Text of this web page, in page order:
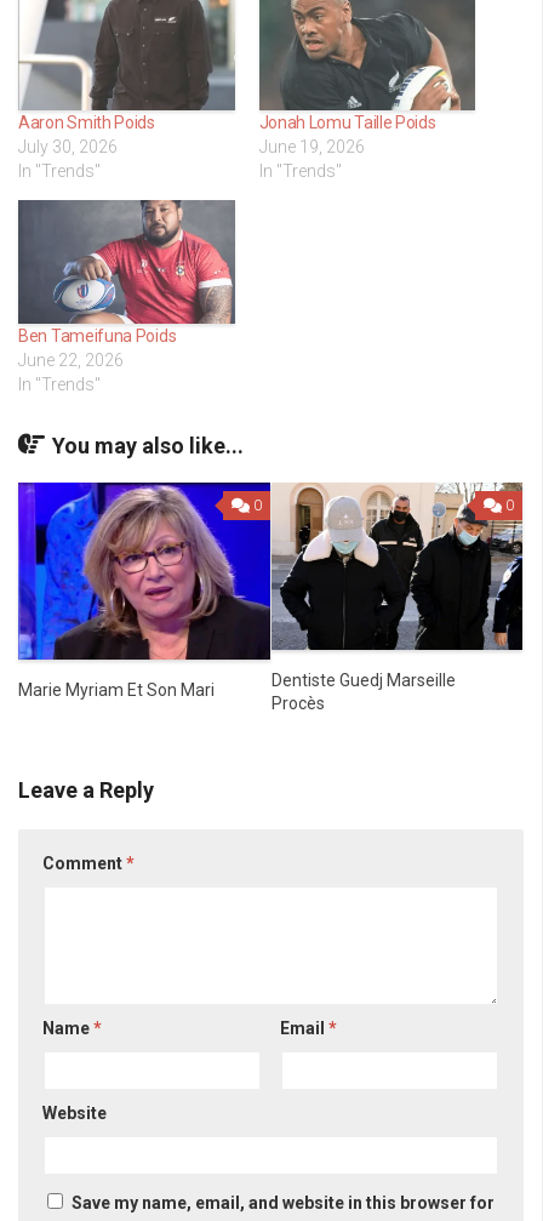
Aaron Smith Poids
July 30, 2026
In "Trends"
Jonah Lomu Taille Poids
June 19, 2026
In "Trends"
Ben Tameifuna Poids
June 22, 2026
In "Trends"
You may also like...
0
Marie Myriam Et Son Mari
0
Dentiste Guedj Marseille
Procès
Leave a Reply
Comment*
Name* Email*
Website
Save my name, email, and website in this browser for